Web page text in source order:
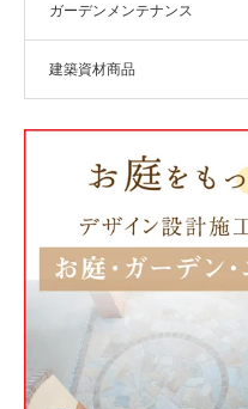
ガーデンメンテナンス
建築資材商品